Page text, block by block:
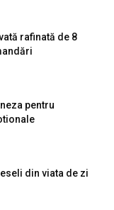
rafinată de 8
pentru
din viata de zi